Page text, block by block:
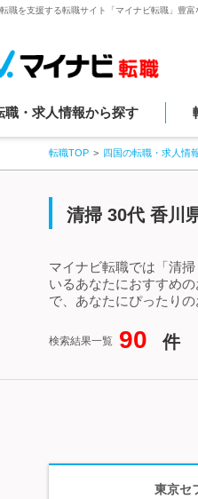
職を支援する転職サイト「マイナビ転職」豊
職・求人情報から探す
転職TOP 四国の転職・求人情
清掃 30代 香川
マイナビ転職では「清
いるあなたにおすすめ
で、あなたにぴったり
検索結果一覧 90 件
東京セ